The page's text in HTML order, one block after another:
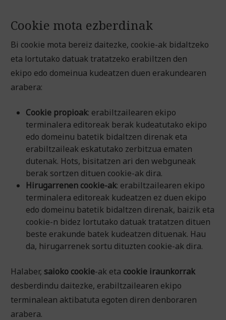
Cookie mota ezberdinak
Bi cookie mota bereiz daitezke, cookie-ak bidaltzeko
eta lortutako datuak tratatzeko erabiltzen den
ekipo edo domeinua kudeatzen duen erakundearen
arabera:
Cookie propioak: erabiltzailearen ekipo
terminalera editoreak berak kudeatutako ekipo
edo domeinu batetik bidaltzen direnak eta
erabiltzaileak eskatutako zerbitzua ematen
dutenak. Hots, bisitatzen ari den webguneak
berak sortzen dituen cookie-ak dira.
Hirugarrenen cookie-ak: erabiltzailearen ekipo
terminalera editoreak kudeatzen ez duen ekipo
edo domeinu batetik bidaltzen direnak, baizik eta
cookie-n bidez lortutako datuak tratatzen dituen
beste erakunde batek kudeatzen dituenak. Hau
da, hirugarrenek sortu dituzten cookie-ak dira.
Halaber, saioko cookie-ak eta cookie iraunkorrak
desberdindu daitezke, erabiltzailearen ekipo
terminalean aktibatuta egoten diren denboraren
arabera.